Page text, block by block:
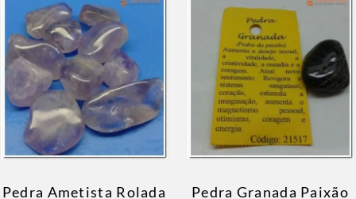
Pedra Ametista Rolada Pedra Granada Paixão